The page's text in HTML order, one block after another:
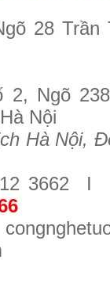
28 Trần
2, Ngõ
Nội
Hà Nội,
3662 I